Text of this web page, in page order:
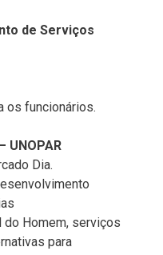
de Serviços
os funcionários.
UNOPAR
Dia.
do Homem, serviços
para